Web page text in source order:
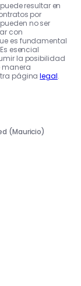
resultar en
por
no ser
con
es fundamental
esencial
la posibilidad
manera
páginalegal.
(Mauricio)